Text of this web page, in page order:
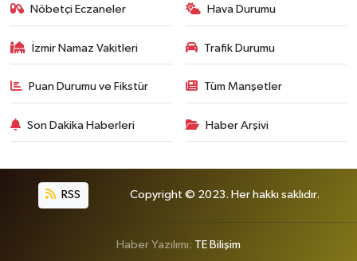
Nöbetçi Eczaneler Hava Durumu
İzmir Namaz Vakitleri Trafik Durumu
Puan Durumu ve Fikstür Tüm Manşetler
Son Dakika Haberleri Haber Arşivi
RSS Copyright © 2023. Her hakkı saklıdır.
Haber Yazılımı: TE Bilişim